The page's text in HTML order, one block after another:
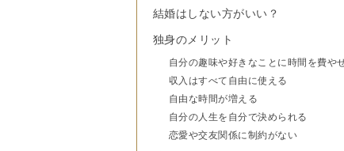
結婚はしない方がいい？
独身のメリット
自分の趣味や好きなことに時間を費や
収入はすべて自由に使える
自由な時間が増える
自分の人生を自分で決められる
恋愛や交友関係に制約がない